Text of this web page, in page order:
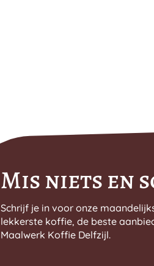
Mis niets en
Schrijf je in voor onze
lekkerste koffie, de beste
Maalwerk Koffie Delfzijl.